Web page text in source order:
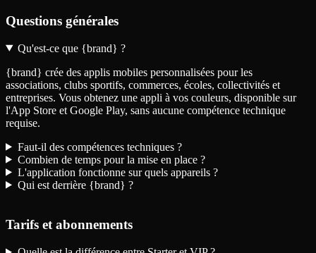
Questions générales
Qu'est-ce que {brand} ?
{brand} crée des applis mobiles personnalisées pour les
associations, clubs sportifs, commerces, écoles, collectivités et
entreprises. Vous obtenez une appli à vos couleurs, disponible sur
l'App Store et Google Play, sans aucune compétence technique
requise.
Faut-il des compétences techniques ?
Combien de temps pour la mise en place ?
L'application fonctionne sur quels appareils ?
Qui est derrière {brand} ?
Tarifs et abonnements